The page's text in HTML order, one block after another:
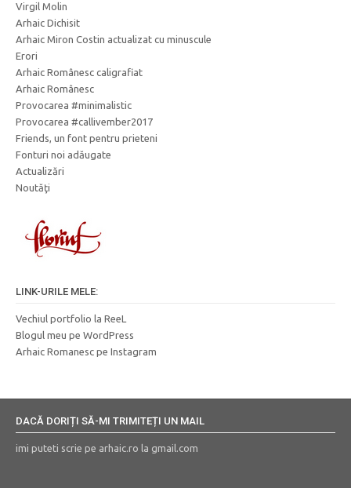
Virgil Molin
Arhaic Dichisit
Arhaic Miron Costin actualizat cu minuscule
Erori
Arhaic Românesc caligrafiat
Arhaic Românesc
Provocarea #minimalistic
Provocarea #callivember2017
Friends, un font pentru prieteni
Fonturi noi adăugate
Actualizări
Noutăţi
LINK-URILE MELE:
Vechiul portfolio la ReeL
Blogul meu pe WordPress
Arhaic Romanesc pe Instagram
DACĂ DORIȚI SĂ-MI TRIMITEȚI UN MAIL
imi puteti scrie pe arhaic.ro la gmail.com